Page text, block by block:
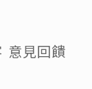
意見回饋